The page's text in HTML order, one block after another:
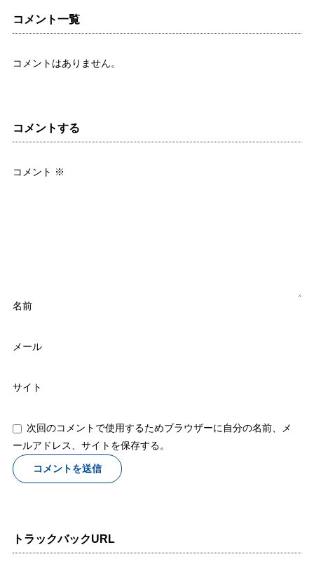
コメント一覧
コメントはありません。
コメントする
コメント ※
名前
メール
サイト
次回のコメントで使用するためブラウザーに自分の名前、メ
ールアドレス、サイトを保存する。
トラックバックURL